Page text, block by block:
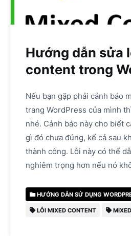
Hướng dẫn sửa
content trong
Nếu bạn gặp phải cảnh báo
trang WordPress của mình
nhé. Cảnh báo này cho biết
gì đó chưa đúng, kể cả sau
thành công. Lỗi này có thể
nghiêm trọng hơn nếu nó
HƯỚNG DẪN SỬ DỤNG
LỖI MIXED CONTENT